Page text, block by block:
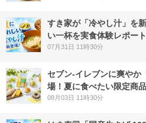
すき家が「冷やし汁」を
い一杯を実食体験レポート
07月31日 11時30分
セブン‐イレブンに爽やか
場！夏に食べたい限定商
08月03日 11時30分